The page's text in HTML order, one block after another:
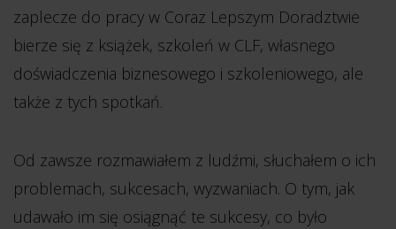
zaplecze do pracy w Coraz Lepszym Doradztwie
bierze się z książek, szkoleń w CLF, własnego
doświadczenia biznesowego i szkoleniowego, ale
także z tych spotkań.
Od zawsze rozmawiałem z ludźmi, słuchałem o ich
problemach, sukcesach, wyzwaniach. O tym, jak
udawało im się osiągnąć te sukcesy, co było